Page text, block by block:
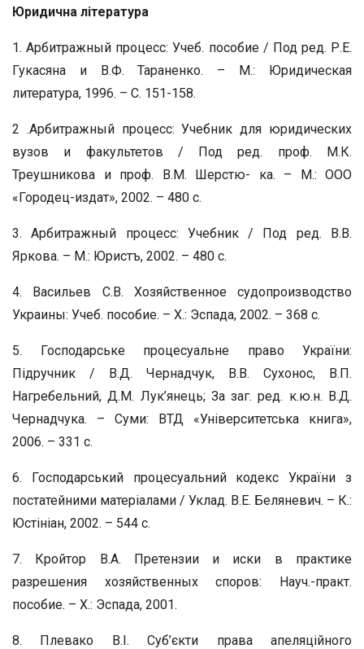
Юридична література
1. Арбитражный процесс: Учеб. пособие / Под ред. Р.Е.
Гукасяна и В.Ф. Тараненко. – М.: Юридическая
литература, 1996. – С. 151-158.
2 .Арбитражный процесс: Учебник для юридических
вузов и факультетов / Под ред. проф. М.К.
Треушникова и проф. В.М. Шерстю- ка. – М.: ООО
«Городец-издат», 2002. – 480 с.
3. Арбитражный процесс: Учебник / Под ред. В.В.
Яркова. – М.: Юристъ, 2002. – 480 с.
4. Васильев С.В. Хозяйственное судопроизводство
Украины: Учеб. пособие. – Х.: Эспада, 2002. – 368 с.
5. Господарське процесуальне право України:
Підручник / В.Д. Чернадчук, В.В. Сухонос, В.П.
Нагребельний, Д.М. Лук’янець; За заг. ред. к.ю.н. В.Д.
Чернадчука. – Суми: ВТД «Університетська книга»,
2006. – 331 с.
6. Господарський процесуальний кодекс України з
постатейними матеріалами / Уклад. В.Е. Беляневич. – К.:
Юстініан, 2002. – 544 с.
7. Кройтор В.А. Претензии и иски в практике
разрешения хозяйственных споров: Науч.-практ.
пособие. – Х.: Эспада, 2001.
8. Плевако В.І. Суб’єкти права апеляційного